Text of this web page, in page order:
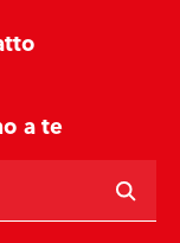
a te